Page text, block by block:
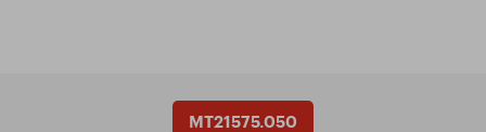
MT21575.050